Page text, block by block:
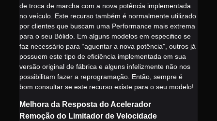
de troca de marcha com a nova potência implementada
no veículo. Este recurso também é normalmente utilizado
por clientes que buscam uma Performance mais extrema
para o seu Bólido. Em alguns modelos em especifico se
faz necessário para “aguentar a nova potência”, outros já
possuem este tipo de eficiência implementada em sua
versão original de fábrica e alguns infelizmente não nos
possibilitam fazer a reprogramação. Então, sempre é
bom consultar se este recurso existe para o seu modelo!
Melhora da Resposta do Acelerador
Remoção do Limitador de Velocidade